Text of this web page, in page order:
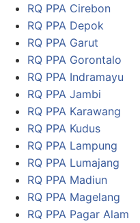
RQ PPA Cirebon
RQ PPA Depok
RQ PPA Garut
RQ PPA Gorontalo
RQ PPA Indramayu
RQ PPA Jambi
RQ PPA Karawang
RQ PPA Kudus
RQ PPA Lampung
RQ PPA Lumajang
RQ PPA Madiun
RQ PPA Magelang
RQ PPA Pagar Alam